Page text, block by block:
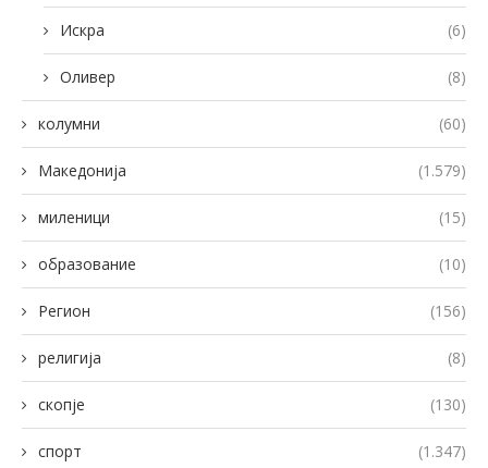
Искра (6)
Оливер (8)
колумни (60)
Македонија (1.579)
миленици (15)
образование (10)
Регион (156)
религија (8)
скопје (130)
спорт (1.347)